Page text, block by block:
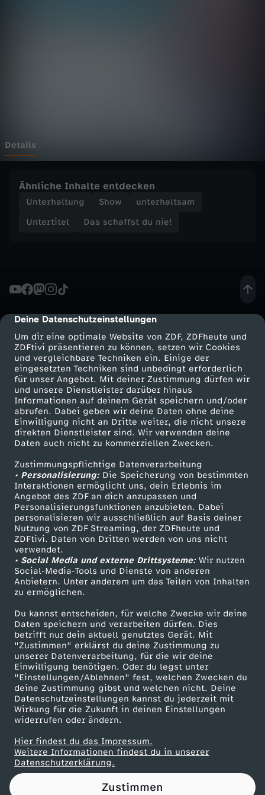
cmp-dialog-description
Deine Datenschutzeinstellungen
Um dir eine optimale Website von ZDF, ZDFheute und
ZDFtivi präsentieren zu können, setzen wir Cookies
und vergleichbare Techniken ein. Einige der
eingesetzten Techniken sind unbedingt erforderlich
für unser Angebot. Mit deiner Zustimmung dürfen wir
und unsere Dienstleister darüber hinaus
Informationen auf deinem Gerät speichern und/oder
abrufen. Dabei geben wir deine Daten ohne deine
Einwilligung nicht an Dritte weiter, die nicht unsere
direkten Dienstleister sind. Wir verwenden deine
Daten auch nicht zu kommerziellen Zwecken.
Zustimmungspflichtige Datenverarbeitung
• Personalisierung:Die Speicherung von bestimmten
Interaktionen ermöglicht uns, dein Erlebnis im
Angebot des ZDF an dich anzupassen und
Personalisierungsfunktionen anzubieten. Dabei
personalisieren wir ausschließlich auf Basis deiner
Nutzung von ZDF Streaming, der ZDFheute und
ZDFtivi. Daten von Dritten werden von uns nicht
verwendet.
• Social Media und externe Drittsysteme:Wir nutzen
Social-Media-Tools und Dienste von anderen
Anbietern. Unter anderem um das Teilen von Inhalten
zu ermöglichen.
Du kannst entscheiden, für welche Zwecke wir deine
Daten speichern und verarbeiten dürfen. Dies
betrifft nur dein aktuell genutztes Gerät. Mit
"Zustimmen" erklärst du deine Zustimmung zu
unserer Datenverarbeitung, für die wir deine
Einwilligung benötigen. Oder du legst unter
"Einstellungen/Ablehnen" fest, welchen Zwecken du
deine Zustimmung gibst und welchen nicht. Deine
Datenschutzeinstellungen kannst du jederzeit mit
Wirkung für die Zukunft in deinen Einstellungen
widerrufen oder ändern.
Hier findest du das Impressum.
Weitere Informationen findest du in unserer
Datenschutzerklärung.
Zustimmen
u
i
-
S
t
r
i
p
-
B
e
s
t
r
a
f
u
n
g
:
Details
Ähnliche Inhalte entdecken
Unterhaltung Show
unterhaltsam
Untertitel
Das schaffst du nie!
Mehr ZDF
ZDF-Apps
Smart TV
ZDFtext
Livestreams
Sendungen A-Z
TV-Programm
Service
ZDFmitreden
Kontakt zum ZDF
Tickets
Zuschauerservice
Hilfe
ZDF Unternehmen
Karriere
ZDF goes Schule
Werbefernsehen
Mainzelmännchen
Partner